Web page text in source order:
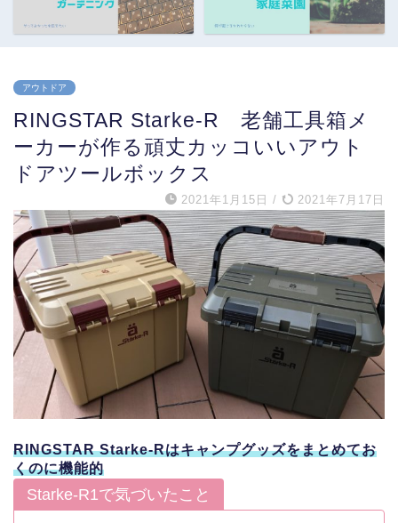
アウトドア
RINGSTAR Starke-R 老舗工具箱メ
ーカーが作る頑丈カッコいいアウト
ドアツールボックス
2021年1月15日 / 2021年7月17日
RINGSTAR Starke-Rはキャンプグッズをまとめてお
くのに機能的
Starke-R1で気づいたこと